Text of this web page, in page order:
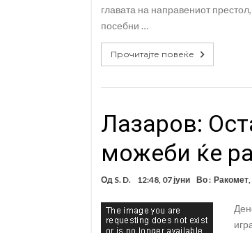
главата на направениот
посебни …
Прочитајте повеќе
Лазаров:
можеби ќе
Од S. D. 12:48, 07 јуни Во : Ракомет,